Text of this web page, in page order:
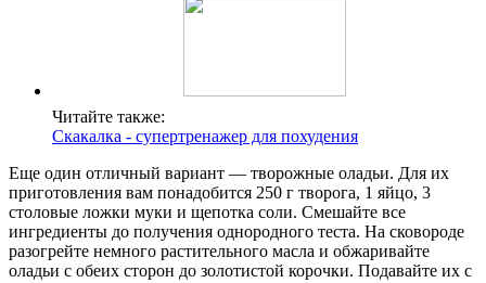
Читайте также:
Скакалка - супертренажер для похудения
Еще один отличный вариант — творожные оладьи. Для их
приготовления вам понадобится 250 г творога, 1 яйцо, 3
столовые ложки муки и щепотка соли. Смешайте все
ингредиенты до получения однородного теста. На сковороде
разогрейте немного растительного масла и обжаривайте
оладьи с обеих сторон до золотистой корочки. Подавайте их с